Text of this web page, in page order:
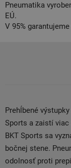
Pneumatika
EÚ.
V 95%
Prehĺbené
Sports a zaistí viac
BKT Sports sa
bočnej stene.
odolnosť proti